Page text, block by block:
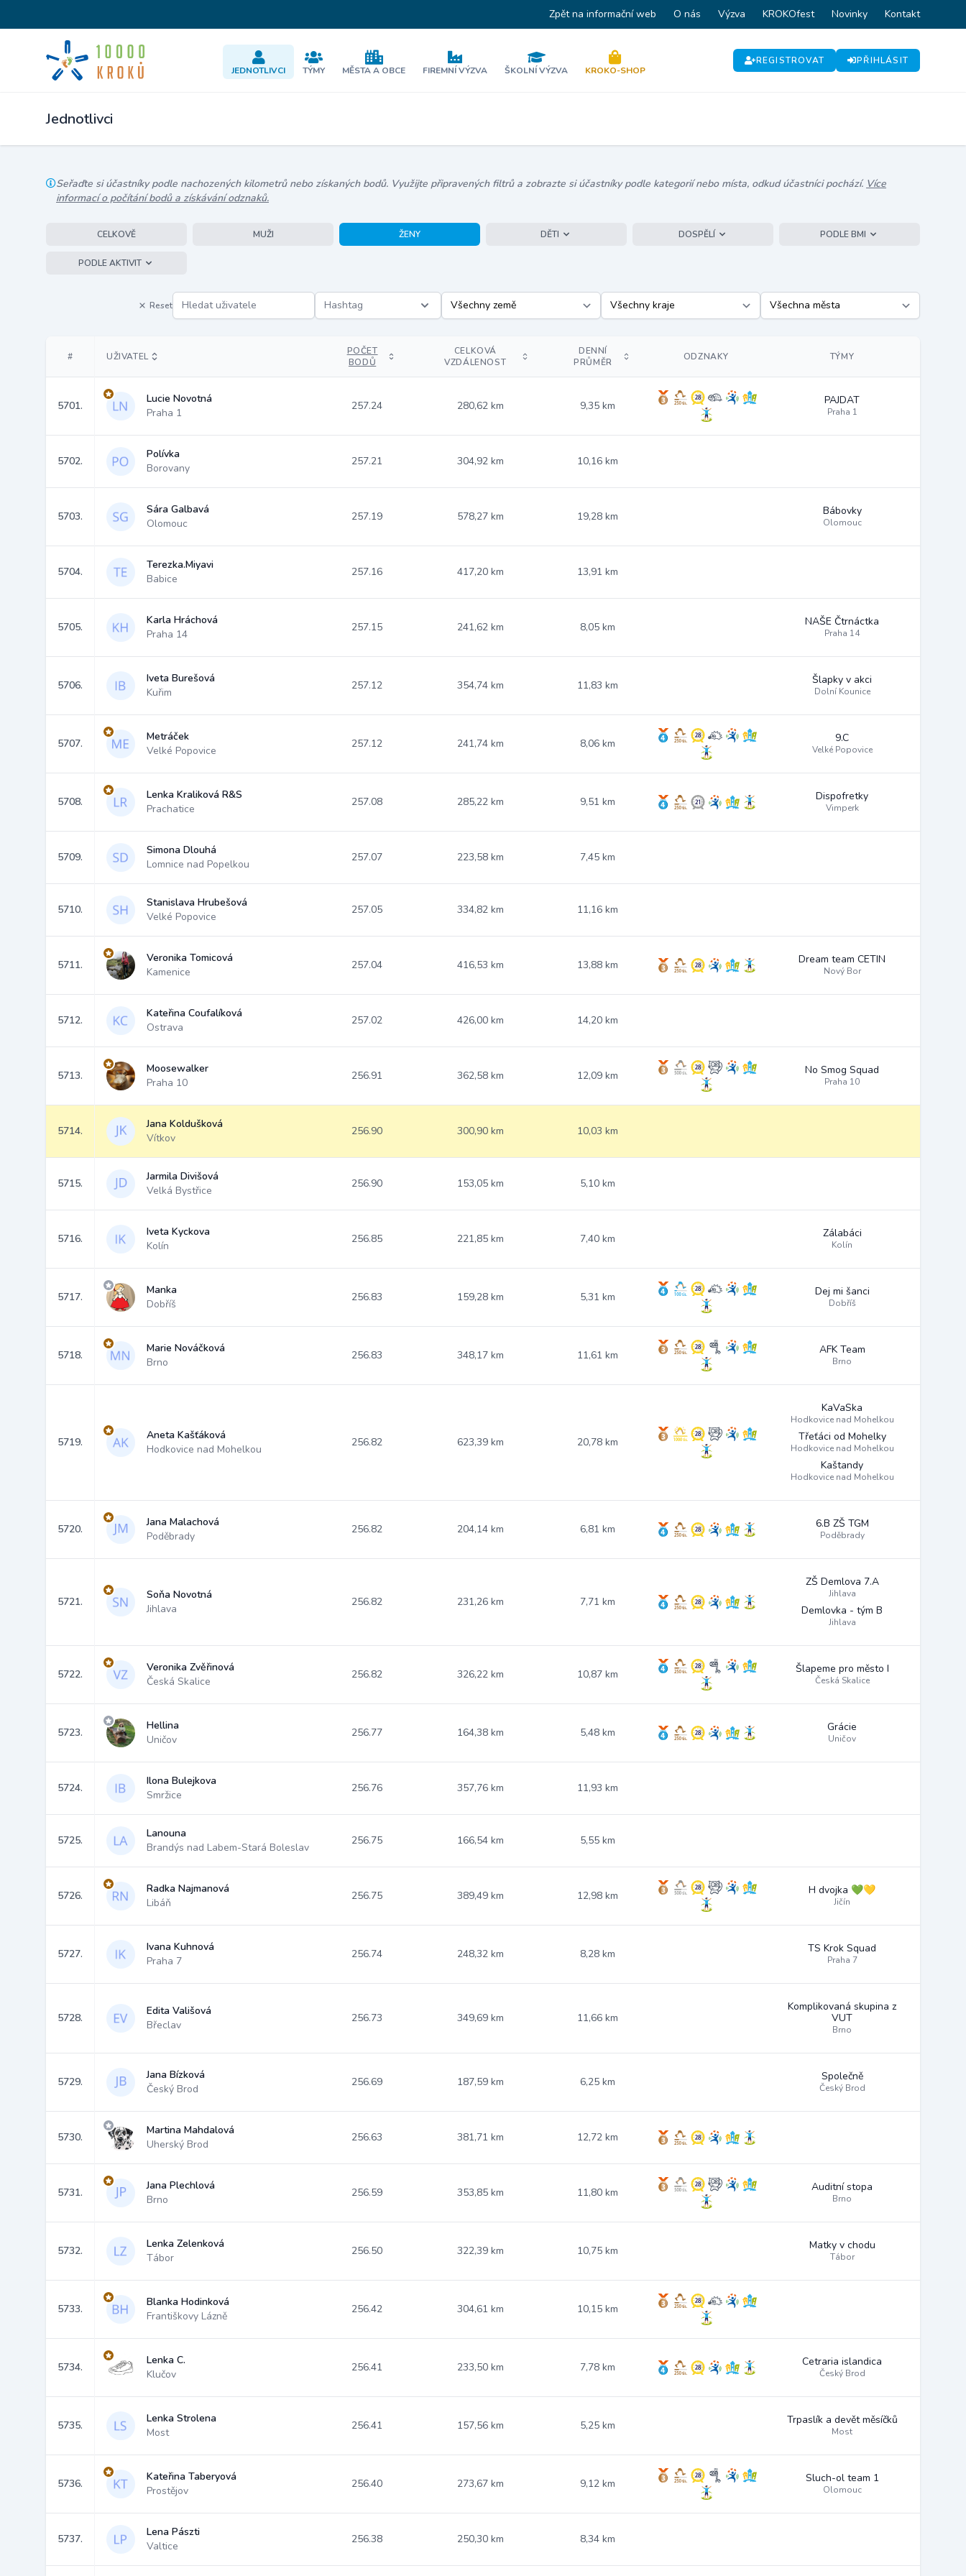
Zpět na informační web O nás Výzva KROKOfest Novinky Kontakt
JEDNOTLIVCI TÝMY MĚSTA A OBCE FIREMNÍ VÝZVA ŠKOLNÍ VÝZVA KROKO-SHOP
REGISTROVAT PŘIHLÁSIT
Jednotlivci
Seřaďte si účastníky podle nachozených kilometrů nebo získaných bodů. Využijte připravených filtrů a zobrazte si účastníky podle kategorií nebo místa, odkud účastníci pochází. Více
informací o počítání bodů a získávání odznaků.
CELKOVĚ MUŽI ŽENY DĚTI DOSPĚLÍ PODLE BMI
PODLE AKTIVIT
Reset Hashtag
# UŽIVATEL
POČET
BODŮ
CELKOVÁ
VZDÁLENOST
DENNÍ
PRŮMĚR
ODZNAKY TÝMY
5701.
Lucie Novotná
Praha 1
257.24 280,62 km 9,35 km PAJDAT
Praha 1
5702.
Polívka
Borovany
257.21 304,92 km 10,16 km
5703.
Sára Galbavá
Olomouc
257.19 578,27 km 19,28 km Bábovky
Olomouc
5704.
Terezka.Miyavi
Babice
257.16 417,20 km 13,91 km
5705.
Karla Hráchová
Praha 14
257.15 241,62 km 8,05 km NAŠE Čtrnáctka
Praha 14
5706.
Iveta Burešová
Kuřim
257.12 354,74 km 11,83 km Šlapky v akci
Dolní Kounice
5707.
Metráček
Velké Popovice
257.12 241,74 km 8,06 km 9.C
Velké Popovice
5708.
Lenka Kraliková R&S
Prachatice
257.08 285,22 km 9,51 km Dispofretky
Vimperk
5709.
Simona Dlouhá
Lomnice nad Popelkou
257.07 223,58 km 7,45 km
5710.
Stanislava Hrubešová
Velké Popovice
257.05 334,82 km 11,16 km
5711.
Veronika Tomicová
Kamenice
257.04 416,53 km 13,88 km Dream team CETIN
Nový Bor
5712.
Kateřina Coufalíková
Ostrava
257.02 426,00 km 14,20 km
5713.
Moosewalker
Praha 10
256.91 362,58 km 12,09 km No Smog Squad
Praha 10
5714.
Jana Koldušková
Vítkov
256.90 300,90 km 10,03 km
5715.
Jarmila Divišová
Velká Bystřice
256.90 153,05 km 5,10 km
5716.
Iveta Kyckova
Kolín
256.85 221,85 km 7,40 km Zálabáci
Kolín
5717.
Manka
Dobříš
256.83 159,28 km 5,31 km Dej mi šanci
Dobříš
5718.
Marie Nováčková
Brno
256.83 348,17 km 11,61 km AFK Team
Brno
5719.
Aneta Kašťáková
Hodkovice nad Mohelkou
256.82 623,39 km 20,78 km
KaVaSka
Hodkovice nad Mohelkou
Třeťáci od Mohelky
Hodkovice nad Mohelkou
Kaštandy
Hodkovice nad Mohelkou
5720.
Jana Malachová
Poděbrady
256.82 204,14 km 6,81 km 6.B ZŠ TGM
Poděbrady
5721.
Soňa Novotná
Jihlava
256.82 231,26 km 7,71 km
ZŠ Demlova 7.A
Jihlava
Demlovka - tým B
Jihlava
5722.
Veronika Zvěřinová
Česká Skalice
256.82 326,22 km 10,87 km Šlapeme pro město I
Česká Skalice
5723.
Hellina
Uničov
256.77 164,38 km 5,48 km Grácie
Uničov
5724.
Ilona Bulejkova
Smržice
256.76 357,76 km 11,93 km
5725.
Lanouna
Brandýs nad Labem-Stará Boleslav
256.75 166,54 km 5,55 km
5726.
Radka Najmanová
Libáň
256.75 389,49 km 12,98 km H dvojka 💚💛
Jičín
5727.
Ivana Kuhnová
Praha 7
256.74 248,32 km 8,28 km TS Krok Squad
Praha 7
5728.
Edita Vališová
Břeclav
256.73 349,69 km 11,66 km
Komplikovaná skupina z
VUT
Brno
5729.
Jana Bízková
Český Brod
256.69 187,59 km 6,25 km Společně
Český Brod
5730.
Martina Mahdalová
Uherský Brod
256.63 381,71 km 12,72 km
5731.
Jana Plechlová
Brno
256.59 353,85 km 11,80 km Auditní stopa
Brno
5732.
Lenka Zelenková
Tábor
256.50 322,39 km 10,75 km Matky v chodu
Tábor
5733.
Blanka Hodinková
Františkovy Lázně
256.42 304,61 km 10,15 km
5734.
Lenka C.
Klučov
256.41 233,50 km 7,78 km Cetraria islandica
Český Brod
5735.
Lenka Strolena
Most
256.41 157,56 km 5,25 km Trpaslík a devět měsíčků
Most
5736.
Kateřina Taberyová
Prostějov
256.40 273,67 km 9,12 km Sluch-ol team 1
Olomouc
5737.
Lena Pászti
Valtice
256.38 250,30 km 8,34 km